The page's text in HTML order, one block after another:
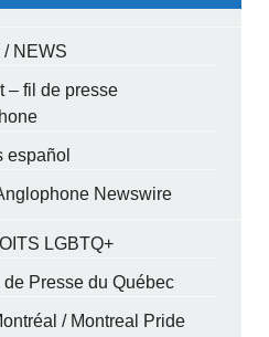
NEWS
– fil de presse
español
Newswire
LGBTQ+
Presse du Québec
/ Montreal Pride